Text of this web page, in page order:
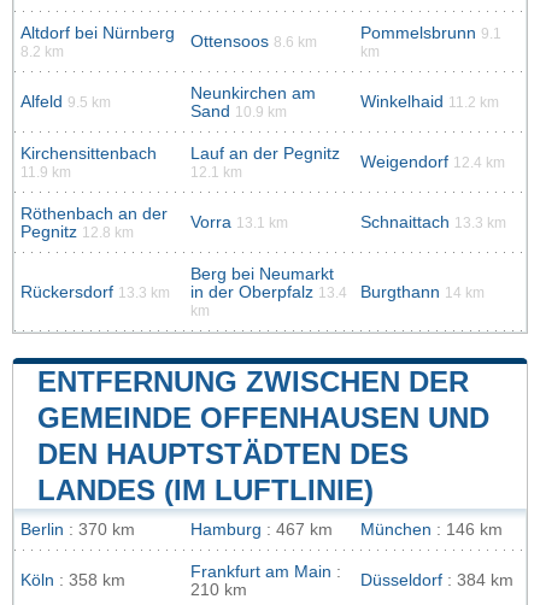
Altdorf bei Nürnberg
8.2 km
Ottensoos 8.6 km Pommelsbrunn 9.1
km
Alfeld 9.5 km
Neunkirchen am
Sand 10.9 km
Winkelhaid 11.2 km
Kirchensittenbach
11.9 km
Lauf an der Pegnitz
12.1 km
Weigendorf 12.4 km
Röthenbach an der
Pegnitz 12.8 km
Vorra 13.1 km Schnaittach 13.3 km
Rückersdorf 13.3 km
Berg bei Neumarkt
in der Oberpfalz 13.4
km
Burgthann 14 km
ENTFERNUNG ZWISCHEN DER
GEMEINDE OFFENHAUSEN UND
DEN HAUPTSTÄDTEN DES
LANDES (IM LUFTLINIE)
Berlin : 370 km Hamburg : 467 km München : 146 km
Köln : 358 km Frankfurt am Main :
210 km
Düsseldorf : 384 km